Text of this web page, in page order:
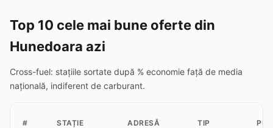
Top 10 cele mai bune oferte din
Hunedoara azi
Cross-fuel: stațiile sortate după % economie față de media
națională, indiferent de carburant.
# STAȚIE ADRESĂ TIP